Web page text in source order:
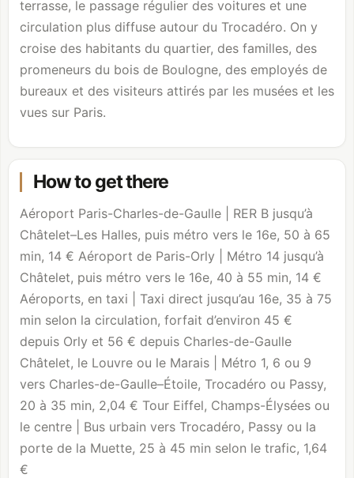
terrasse, le passage régulier des voitures et une
circulation plus diffuse autour du Trocadéro. On y
croise des habitants du quartier, des familles, des
promeneurs du bois de Boulogne, des employés de
bureaux et des visiteurs attirés par les musées et les
vues sur Paris.
How to get there
Aéroport Paris-Charles-de-Gaulle | RER B jusqu’à
Châtelet–Les Halles, puis métro vers le 16e, 50 à 65
min, 14 € Aéroport de Paris-Orly | Métro 14 jusqu’à
Châtelet, puis métro vers le 16e, 40 à 55 min, 14 €
Aéroports, en taxi | Taxi direct jusqu’au 16e, 35 à 75
min selon la circulation, forfait d’environ 45 €
depuis Orly et 56 € depuis Charles-de-Gaulle
Châtelet, le Louvre ou le Marais | Métro 1, 6 ou 9
vers Charles-de-Gaulle–Étoile, Trocadéro ou Passy,
20 à 35 min, 2,04 € Tour Eiffel, Champs-Élysées ou
le centre | Bus urbain vers Trocadéro, Passy ou la
porte de la Muette, 25 à 45 min selon le trafic, 1,64
€